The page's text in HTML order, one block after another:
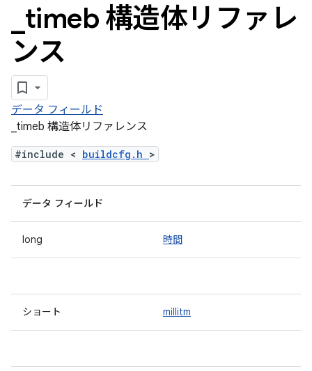
timeb 構造体リファレ
ンス
データ フィールド
_timeb 構造体リファレンス
#include < buildcfg.h >
データ フィールド
long 時間
ショート millitm